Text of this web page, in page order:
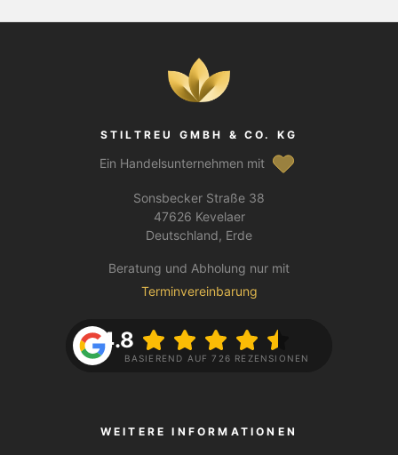
STILTREU GMBH & CO. KG
Ein Handelsunternehmen mit
Sonsbecker Straße 38
47626 Kevelaer
Deutschland, Erde
Beratung und Abholung nur mit
Terminvereinbarung
4.8
BASIEREND AUF 726 REZENSIONEN
WEITERE INFORMATIONEN